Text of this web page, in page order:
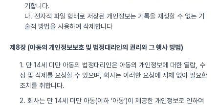
기합니다.
나. 전자적 파일 형태로 저장된 개인정보는 기록을 재생할 수 없는 기
술적 방법을 사용하여 삭제합니다
제8장 (아동의 개인정보보호 및 법정대리인의 권리와 그 행사 방법)
1. 만 14세 미만 아동의 법정대리인은 아동의 개인정보에 대한 열람, 수
정 및 삭제를 요청할 수 있으며, 회사는 이러한 요청에 지체 없이 필요한
조치를 취합니다.
2. 회사는 만 14세 미만 아동(이하 ‘아동’)이 제공한 개인정보로 인하여